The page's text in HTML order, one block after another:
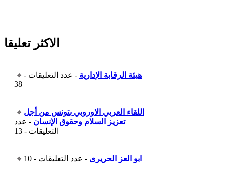
الاكثر تعليقا
هيئة الرقابة الإدارية - عدد التعليقات -
38
اللقاء العربي الاوروبي بتونس من أجل
تعزيز السلام وحقوق الإنسان - عدد
التعليقات - 13
ابو العز الحريرى - عدد التعليقات - 10